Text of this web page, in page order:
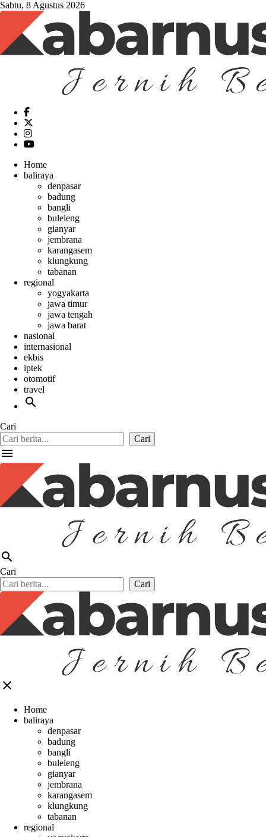
Sabtu, 8 Agustus 2026
Home
baliraya
denpasar
badung
bangli
buleleng
gianyar
jembrana
karangasem
klungkung
tabanan
regional
yogyakarta
jawa timur
jawa tengah
jawa barat
nasional
internasional
ekbis
iptek
otomotif
travel
search
Cari
Cari
menu
search
Cari
Cari
close
Home
baliraya
denpasar
badung
bangli
buleleng
gianyar
jembrana
karangasem
klungkung
tabanan
regional